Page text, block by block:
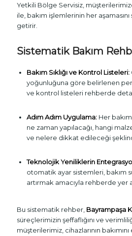
Yetkili Bölge Servisiz,
ile, bakım işlemlerinin her aşamasını
getirir.
Sistematik Bakım
Bakım Sıklığı ve Kontrol Listeleri:
yoğunluğuna göre belirlenen
ve kontrol listeleri rehberde
Adım Adım Uygulama:Her bakım
ne zaman yapılacağı, hangi
ve nelere dikkat edileceği
Teknolojik Yeniliklerin
otomatik ayar sistemleri, bakım
artırmak amacıyla rehberde yer
Bu sistematik rehber, Bayrampaşa
süreçlerimizin şeffaflığını ve
müşterilerimiz, cihazlarının